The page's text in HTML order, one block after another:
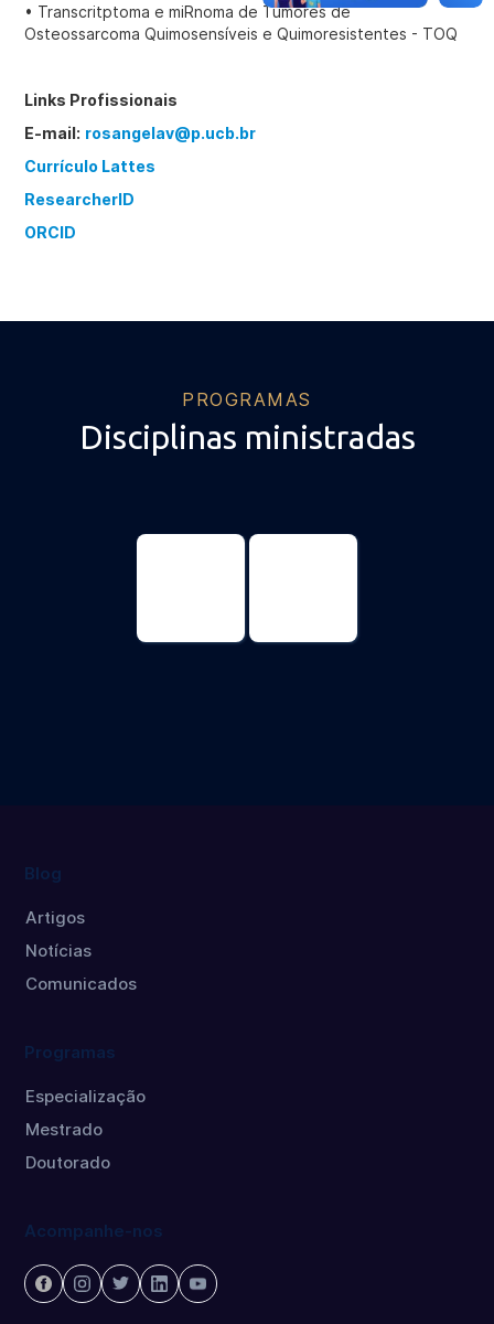
• Transcritptoma e miRnoma de Tumores de
Osteossarcoma Quimosensíveis e Quimoresistentes - TOQ
Links Profissionais
E-mail: rosangelav@p.ucb.br
Currículo Lattes
ResearcherID
ORCID
PROGRAMAS
Disciplinas ministradas
Blog
Artigos
Notícias
Comunicados
Programas
Especialização
Mestrado
Doutorado
Acompanhe-nos